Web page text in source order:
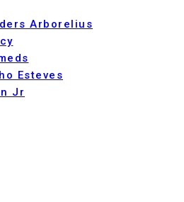
Arborelius
Esteves
Jr